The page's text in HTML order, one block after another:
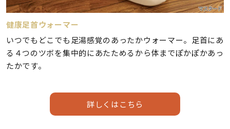
健康足首ウォーマー
いつでもどこでも足湯感覚のあったかウォーマー。足首にあ
る４つのツボを集中的にあたためるから体までぽかぽかあっ
たかです。
詳しくはこちら